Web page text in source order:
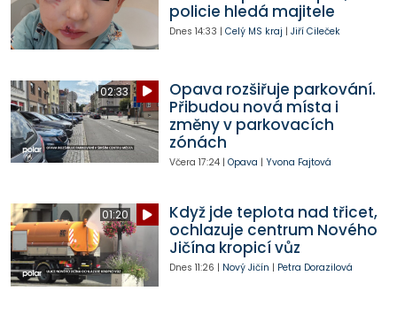
policie hledá majitele
Dnes 14:33 | Celý MS kraj | Jiří Cileček
02:33
Opava rozšiřuje parkování.
Přibudou nová místa i
změny v parkovacích
zónách
Včera 17:24| Opava | Yvona Fajtová
01:20
Když jde teplota nad třicet,
ochlazuje centrum Nového
Jičína kropicí vůz
Dnes 11:26 | Nový Jičín | Petra Dorazilová